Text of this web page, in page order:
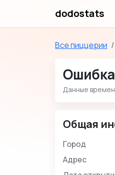
dodostats
Все пиццерии
Ошибка
Данные
Общая
Город
Адрес